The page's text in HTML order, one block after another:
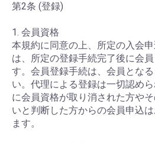
第2条 (登録)
1. 会員資格
本規約に同意の上、所定の入会
は、所定の登録手続完了後に会
す。会員登録手続は、会員とな
い。代理による登録は一切認め
に会員資格が取り消された方や
いと判断した方からの会員申込
ます。